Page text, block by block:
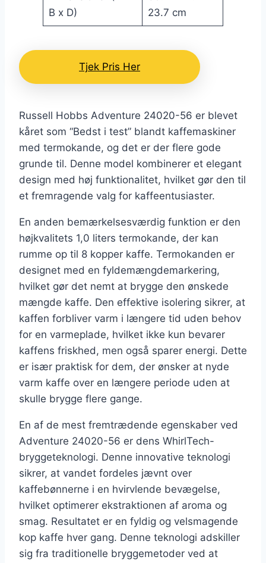
B x D)
23.7 cm
Tjek Pris Her
Russell Hobbs Adventure 24020-56 er blevet
kåret som “Bedst i test” blandt kaffemaskiner
med termokande, og det er der flere gode
grunde til. Denne model kombinerer et elegant
design med høj funktionalitet, hvilket gør den til
et fremragende valg for kaffeentusiaster.
En anden bemærkelsesværdig funktion er den
højkvalitets 1,0 liters termokande, der kan
rumme op til 8 kopper kaffe. Termokanden er
designet med en fyldemængdemarkering,
hvilket gør det nemt at brygge den ønskede
mængde kaffe. Den effektive isolering sikrer, at
kaffen forbliver varm i længere tid uden behov
for en varmeplade, hvilket ikke kun bevarer
kaffens friskhed, men også sparer energi. Dette
er især praktisk for dem, der ønsker at nyde
varm kaffe over en længere periode uden at
skulle brygge flere gange.
En af de mest fremtrædende egenskaber ved
Adventure 24020-56 er dens WhirlTech-
bryggeteknologi. Denne innovative teknologi
sikrer, at vandet fordeles jævnt over
kaffebønnerne i en hvirvlende bevægelse,
hvilket optimerer ekstraktionen af aroma og
smag. Resultatet er en fyldig og velsmagende
kop kaffe hver gang. Denne teknologi adskiller
sig fra traditionelle bryggemetoder ved at